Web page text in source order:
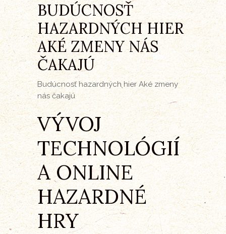
BUDÚCNOSŤ
HAZARDNÝCH HIER
AKÉ ZMENY NÁS
ČAKAJÚ
Budúcnosť hazardných hier Aké zmeny
nás čakajú
VÝVOJ
TECHNOLÓGIÍ
A ONLINE
HAZARDNÉ
HRY